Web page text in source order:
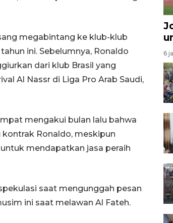
megabintang ke klub-klub
ini. Sebelumnya, Ronaldo
dari klub Brasil yang
Al Nassr di Liga Pro Arab Saudi,
mengakui bulan lalu bahwa
Ronaldo, meskipun
mendapatkan jasa peraih
saat mengunggah pesan
ini saat melawan Al Fateh.
6